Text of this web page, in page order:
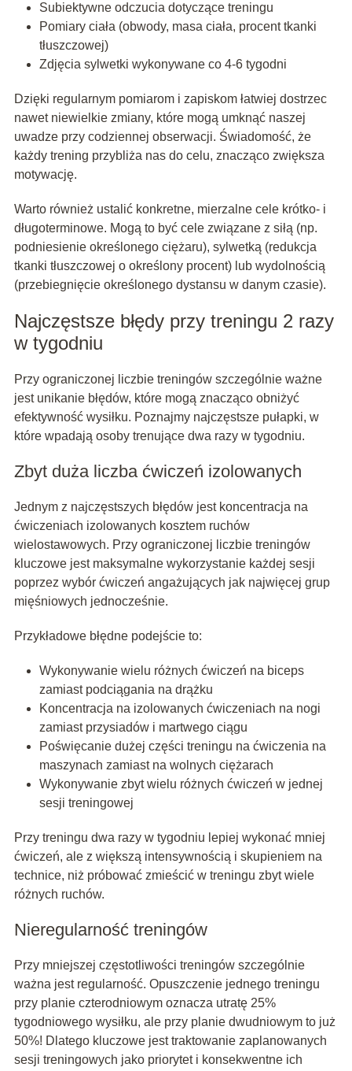
Subiektywne odczucia dotyczące treningu
Pomiary ciała (obwody, masa ciała, procent tkanki
tłuszczowej)
Zdjęcia sylwetki wykonywane co 4-6 tygodni
Dzięki regularnym pomiarom i zapiskom łatwiej dostrzec
nawet niewielkie zmiany, które mogą umknąć naszej
uwadze przy codziennej obserwacji. Świadomość, że
każdy trening przybliża nas do celu, znacząco zwiększa
motywację.
Warto również ustalić konkretne, mierzalne cele krótko- i
długoterminowe. Mogą to być cele związane z siłą (np.
podniesienie określonego ciężaru), sylwetką (redukcja
tkanki tłuszczowej o określony procent) lub wydolnością
(przebiegnięcie określonego dystansu w danym czasie).
Najczęstsze błędy przy treningu 2 razy
w tygodniu
Przy ograniczonej liczbie treningów szczególnie ważne
jest unikanie błędów, które mogą znacząco obniżyć
efektywność wysiłku. Poznajmy najczęstsze pułapki, w
które wpadają osoby trenujące dwa razy w tygodniu.
Zbyt duża liczba ćwiczeń izolowanych
Jednym z najczęstszych błędów jest koncentracja na
ćwiczeniach izolowanych kosztem ruchów
wielostawowych. Przy ograniczonej liczbie treningów
kluczowe jest maksymalne wykorzystanie każdej sesji
poprzez wybór ćwiczeń angażujących jak najwięcej grup
mięśniowych jednocześnie.
Przykładowe błędne podejście to:
Wykonywanie wielu różnych ćwiczeń na biceps
zamiast podciągania na drążku
Koncentracja na izolowanych ćwiczeniach na nogi
zamiast przysiadów i martwego ciągu
Poświęcanie dużej części treningu na ćwiczenia na
maszynach zamiast na wolnych ciężarach
Wykonywanie zbyt wielu różnych ćwiczeń w jednej
sesji treningowej
Przy treningu dwa razy w tygodniu lepiej wykonać mniej
ćwiczeń, ale z większą intensywnością i skupieniem na
technice, niż próbować zmieścić w treningu zbyt wiele
różnych ruchów.
Nieregularność treningów
Przy mniejszej częstotliwości treningów szczególnie
ważna jest regularność. Opuszczenie jednego treningu
przy planie czterodniowym oznacza utratę 25%
tygodniowego wysiłku, ale przy planie dwudniowym to już
50%! Dlatego kluczowe jest traktowanie zaplanowanych
sesji treningowych jako priorytet i konsekwentne ich